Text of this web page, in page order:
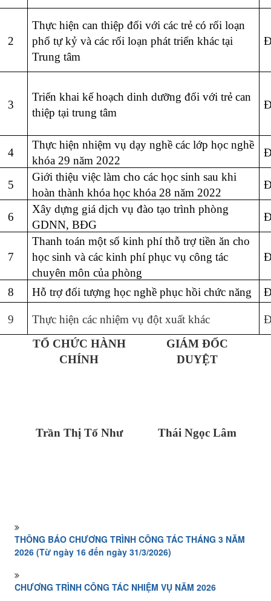
2
Thực hiện can thiệp đối với các trẻ có rối loạn
phổ tự kỷ và các rối loạn phát triển khác tại
Trung tâm
3
Triển khai kế hoạch dinh dưỡng đối với trẻ can
thiệp tại trung tâm
4
Thực hiện nhiệm vụ dạy nghề các lớp học nghề
khóa 29 năm 2022
5
Giới thiệu việc làm cho các học sinh sau khi
hoàn thành khóa học khóa 28 năm 2022
6
Xây dựng giá dịch vụ đào tạo trình phòng
GDNN, BĐG
7
Thanh toán một số kinh phí thỗ trợ tiền ăn cho
học sinh và các kinh phí phục vụ công tác
chuyên môn của phòng
8 Hỗ trợ đối tượng học nghề phục hồi chức năng
9 Thực hiện các nhiệm vụ đột xuất khác
TỔ CHỨC HÀNH
CHÍNH
Trần Thị Tố Như
GIÁM ĐỐC
DUYỆT
Thái Ngọc Lâm
THÔNG BÁO CHƯƠNG TRÌNH CÔNG TÁC THÁNG 3 NĂM
2026 (Từ ngày 16 đến ngày 31/3/2026)
CHƯƠNG TRÌNH CÔNG TÁC NHIỆM VỤ NĂM 2026